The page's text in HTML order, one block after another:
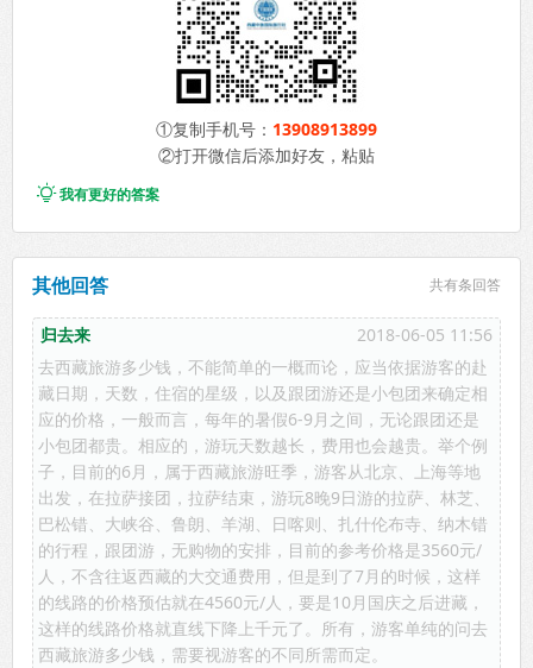
①复制手机号： 13908913899
②打开微信后添加好友，粘贴
我有更好的答案
其他回答 共有条回答
归去来
2018-06-05 11:56
去西藏旅游多少钱，不能简单的一概而论，应当依据游客的赴
藏日期，天数，住宿的星级，以及跟团游还是小包团来确定相
应的价格，一般而言，每年的暑假6-9月之间，无论跟团还是
小包团都贵。相应的，游玩天数越长，费用也会越贵。举个例
子，目前的6月，属于西藏旅游旺季，游客从北京、上海等地
出发，在拉萨接团，拉萨结束，游玩8晚9日游的拉萨、林芝、
巴松错、大峡谷、鲁朗、羊湖、日喀则、扎什伦布寺、纳木错
的行程，跟团游，无购物的安排，目前的参考价格是3560元/
人，不含往返西藏的大交通费用，但是到了7月的时候，这样
的线路的价格预估就在4560元/人，要是10月国庆之后进藏，
这样的线路价格就直线下降上千元了。所有，游客单纯的问去
西藏旅游多少钱，需要视游客的不同所需而定。